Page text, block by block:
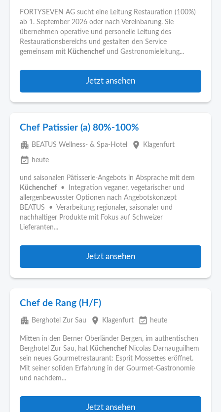
FORTYSEVEN AG sucht eine Leitung Restauration (100%)
ab 1. September 2026 oder nach Vereinbarung. Sie
übernehmen operative und personelle Leitung des
Restaurationsbereichs und gestalten den Service
gemeinsam mit Küchenchef und Gastronomieleitung...
Jetzt ansehen
Chef Patissier (a) 80%-100%
apartment BEATUS Wellness- & Spa-Hotel place Klagenfurt
event_available heute
und saisonalen Pâtisserie-Angebots in Absprache mit dem
Küchenchef • Integration veganer, vegetarischer und
allergenbewusster Optionen nach Angebotskonzept
BEATUS • Verarbeitung regionaler, saisonaler und
nachhaltiger Produkte mit Fokus auf Schweizer
Lieferanten...
Jetzt ansehen
Chef de Rang (H/F)
apartment Berghotel Zur Sau place Klagenfurt event_available heute
Mitten in den Berner Oberländer Bergen, im authentischen
Berghotel Zur Sau, hat Küchenchef Nicolas Darnauguilhem
sein neues Gourmetrestaurant: Esprit Mossettes eröffnet.
Mit seiner soliden Erfahrung in der Gourmet-Gastronomie
und nachdem...
Jetzt ansehen